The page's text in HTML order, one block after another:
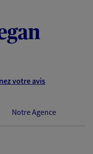
votre avis
Notre Agence